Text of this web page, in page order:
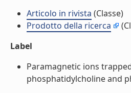
Articolo in rivista (Classe)
Prodotto della ricerca
Label
Paramagnetic ions
phosphatidylcholine and